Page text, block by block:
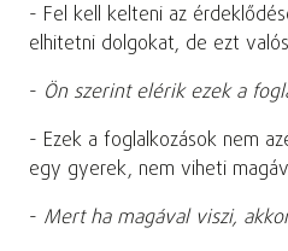
- Fel kell kelteni az
elhitetni dolgokat, de ezt
- Ön szerint elérik ezek a
- Ezek a foglalkozások nem
egy gyerek, nem viheti
- Mert ha magával viszi,